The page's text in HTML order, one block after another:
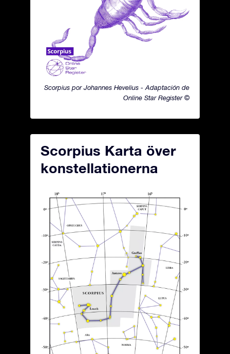
Scorpius por Johannes Hevelius - Adaptación de
Online Star Register ©
Scorpius Karta över
konstellationerna